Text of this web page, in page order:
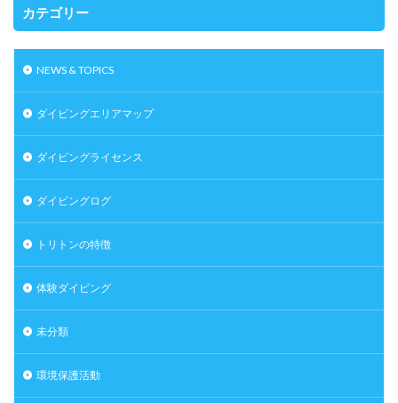
カテゴリー
NEWS & TOPICS
ダイビングエリアマップ
ダイビングライセンス
ダイビングログ
トリトンの特徴
体験ダイビング
未分類
環境保護活動